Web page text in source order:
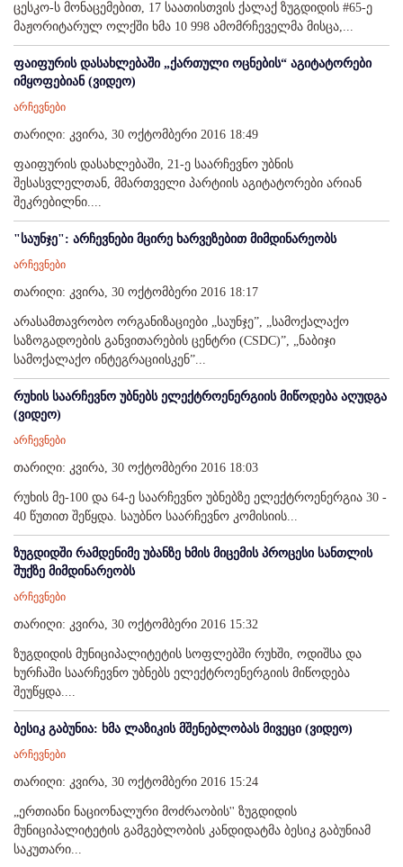
ცესკო-ს მონაცემებით, 17 საათისთვის ქალაქ ზუგდიდის #65-ე
მაჟორიტარულ ოლქში ხმა 10 998 ამომრჩეველმა მისცა,...
ფაიფურის დასახლებაში „ქართული ოცნების“ აგიტატორები
იმყოფებიან (ვიდეო)
არჩევნები
თარიღი: კვირა, 30 ოქტომბერი 2016 18:49
ფაიფურის დასახლებაში, 21-ე საარჩევნო უბნის
შესასვლელთან, მმართველი პარტიის აგიტატორები არიან
შეკრებილნი....
"საუნჯე": არჩევნები მცირე ხარვეზებით მიმდინარეობს
არჩევნები
თარიღი: კვირა, 30 ოქტომბერი 2016 18:17
არასამთავრობო ორგანიზაციები „საუნჯე”, „სამოქალაქო
საზოგადოების განვითარების ცენტრი (CSDC)”, „ნაბიჯი
სამოქალაქო ინტეგრაციისკენ”...
რუხის საარჩევნო უბნებს ელექტროენერგიის მიწოდება აღუდგა
(ვიდეო)
არჩევნები
თარიღი: კვირა, 30 ოქტომბერი 2016 18:03
რუხის მე-100 და 64-ე საარჩევნო უბნებზე ელექტროენერგია 30 -
40 წუთით შეწყდა. საუბნო საარჩევნო კომისიის...
ზუგდიდში რამდენიმე უბანზე ხმის მიცემის პროცესი სანთლის
შუქზე მიმდინარეობს
არჩევნები
თარიღი: კვირა, 30 ოქტომბერი 2016 15:32
ზუგდიდის მუნიციპალიტეტის სოფლებში რუხში, ოდიშსა და
ხურჩაში საარჩევნო უბნებს ელექტროენერგიის მიწოდება
შეუწყდა....
ბესიკ გაბუნია: ხმა ლაზიკის მშენებლობას მივეცი (ვიდეო)
არჩევნები
თარიღი: კვირა, 30 ოქტომბერი 2016 15:24
„ერთიანი ნაციონალური მოძრაობის'' ზუგდიდის
მუნიციპალიტეტის გამგებლობის კანდიდატმა ბესიკ გაბუნიამ
საკუთარი...